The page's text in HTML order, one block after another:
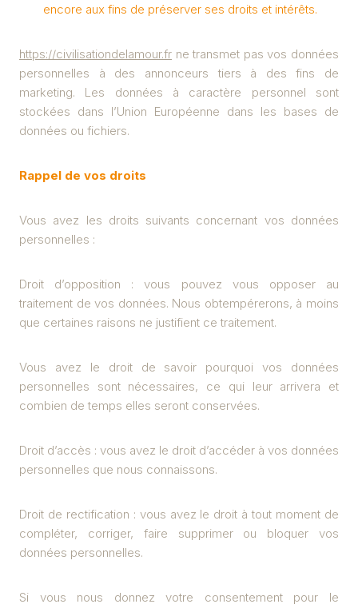
encore aux fins de préserver ses droits et intérêts.
https://civilisationdelamour.fr ne transmet pas vos données
personnelles à des annonceurs tiers à des fins de
marketing. Les données à caractère personnel sont
stockées dans l’Union Européenne dans les bases de
données ou fichiers.
Rappel de vos droits
Vous avez les droits suivants concernant vos données
personnelles :
Droit d’opposition : vous pouvez vous opposer au
traitement de vos données. Nous obtempérerons, à moins
que certaines raisons ne justifient ce traitement.
Vous avez le droit de savoir pourquoi vos données
personnelles sont nécessaires, ce qui leur arrivera et
combien de temps elles seront conservées.
Droit d’accès : vous avez le droit d’accéder à vos données
personnelles que nous connaissons.
Droit de rectification : vous avez le droit à tout moment de
compléter, corriger, faire supprimer ou bloquer vos
données personnelles.
Si vous nous donnez votre consentement pour le